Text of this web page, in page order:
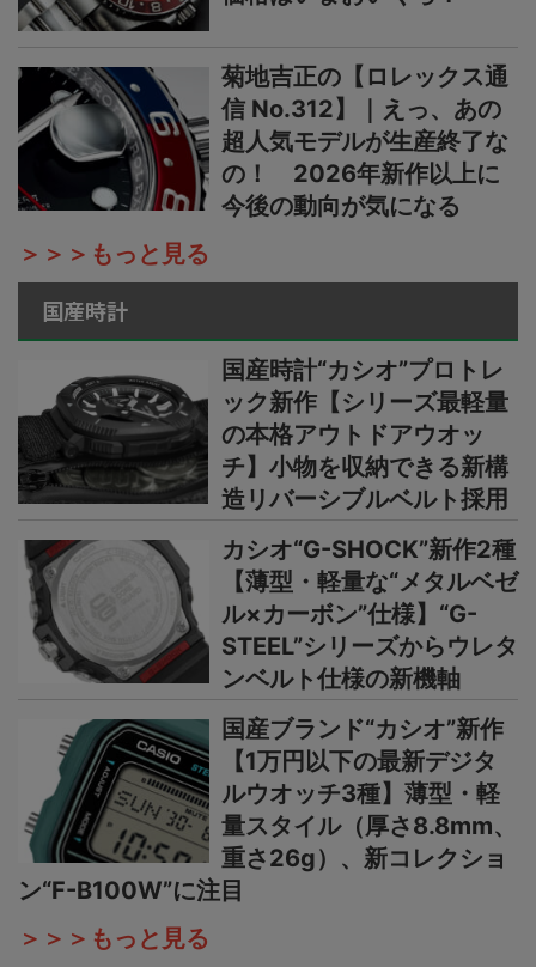
菊地吉正の【ロレックス通
信 No.312】｜えっ、あの
超人気モデルが生産終了な
の！ 2026年新作以上に
今後の動向が気になる
＞＞＞もっと見る
国産時計
国産時計“カシオ”プロトレ
ック新作【シリーズ最軽量
の本格アウトドアウオッ
チ】小物を収納できる新構
造リバーシブルベルト採用
カシオ“G-SHOCK”新作2種
【薄型・軽量な“メタルベゼ
ル×カーボン”仕様】“G-
STEEL”シリーズからウレタ
ンベルト仕様の新機軸
国産ブランド“カシオ”新作
【1万円以下の最新デジタ
ルウオッチ3種】薄型・軽
量スタイル（厚さ8.8mm、
重さ26g）、新コレクショ
ン“F-B100W”に注目
＞＞＞もっと見る